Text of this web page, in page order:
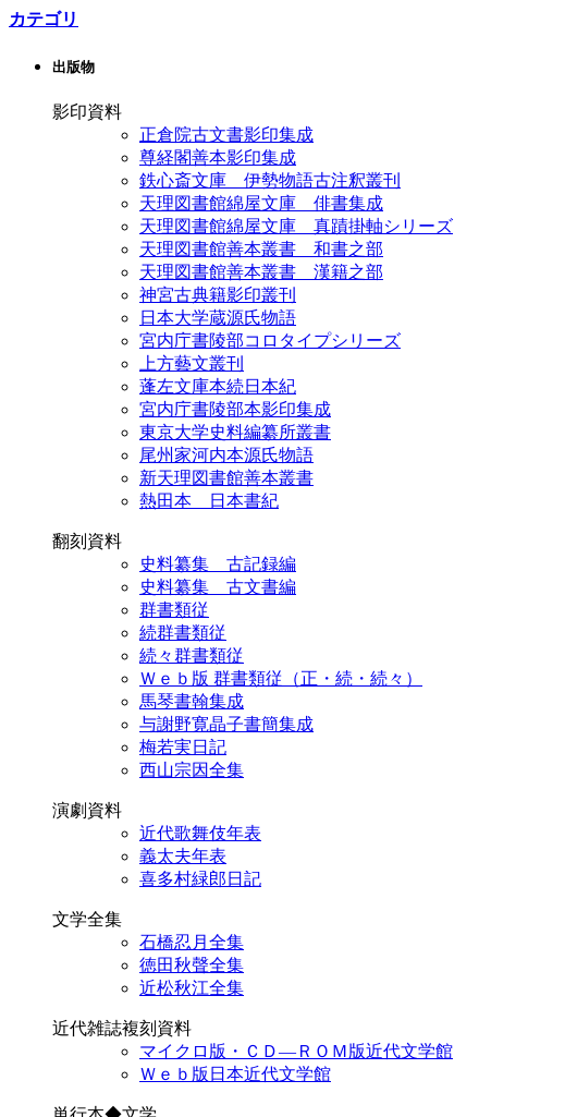
カテゴリ
出版物
影印資料
正倉院古文書影印集成
尊経閣善本影印集成
鉄心斎文庫 伊勢物語古注釈叢刊
天理図書館綿屋文庫 俳書集成
天理図書館綿屋文庫 真蹟掛軸シリーズ
天理図書館善本叢書 和書之部
天理図書館善本叢書 漢籍之部
神宮古典籍影印叢刊
日本大学蔵源氏物語
宮内庁書陵部コロタイプシリーズ
上方藝文叢刊
蓬左文庫本続日本紀
宮内庁書陵部本影印集成
東京大学史料編纂所叢書
尾州家河内本源氏物語
新天理図書館善本叢書
熱田本 日本書紀
翻刻資料
史料纂集 古記録編
史料纂集 古文書編
群書類従
続群書類従
続々群書類従
Ｗｅｂ版 群書類従（正・続・続々）
馬琴書翰集成
与謝野寛晶子書簡集成
梅若実日記
西山宗因全集
演劇資料
近代歌舞伎年表
義太夫年表
喜多村緑郎日記
文学全集
石橋忍月全集
徳田秋聲全集
近松秋江全集
近代雑誌複刻資料
マイクロ版・ＣＤ―ＲＯＭ版近代文学館
Ｗｅｂ版日本近代文学館